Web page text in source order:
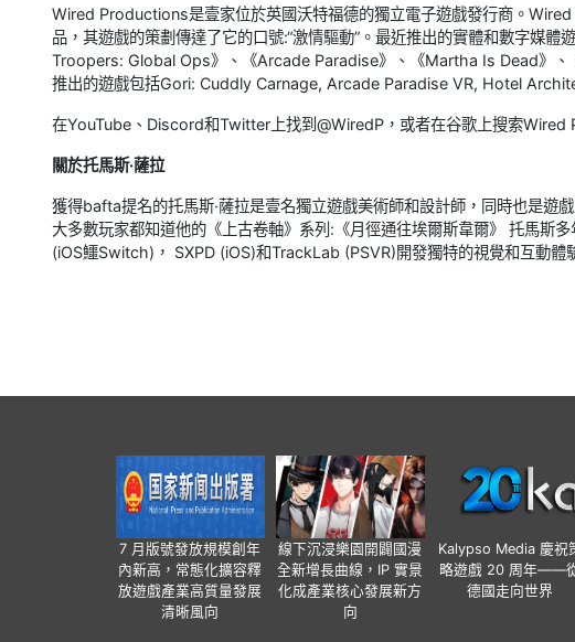
Wired Productions是壹家位於英國沃特福德的獨立電子遊戲發行商。
品，其遊戲的策劃傳達了它的口號:“激情驅動”。最近推出的實體和數字媒
Troopers: Global Ops》、《Arcade Paradise》、《Martha Is Dead》
推出的遊戲包括Gori: Cuddly Carnage, Arcade Paradise VR, Hotel
在YouTube、Discord和Twitter上找到@WiredP，或者在谷歌上搜索Wired
關於托馬斯·薩拉
獲得bafta提名的托馬斯·薩拉是壹名獨立遊戲美術師和設計師，同時也是
大多數玩家都知道他的《上古卷軸》系列:《月徑通往埃爾斯韋爾》 托馬斯
(iOS鱷Switch)， SXPD (iOS)和TrackLab (PSVR)開發獨特的視覺和互動體
7 月版號發放規模創年
內新高，常態化擴容釋
放遊戲產業高質量發展
清晰風向
線下沉浸樂園開闢國漫
全新增長曲線，IP 實景
化成產業核心發展新方
向
Kalypso Media 慶祝
略遊戲 20 周年——
德國走向世界